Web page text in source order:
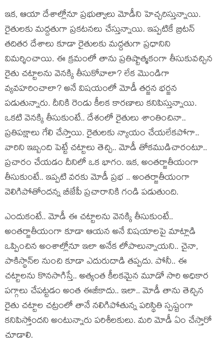
ఇక‌, ఆయా దేశాల్లోనూ ప్ర‌భుత్వాలు మోడీని హెచ్చ‌రిస్తున్నాయి.
రైతుల‌కు మ‌ద్ద‌తుగా ప్ర‌క‌ట‌న‌లు చేస్తున్నాయి. ఇప్ప‌టికే బ్రిట‌న్
త‌దిత‌ర దేశాలు కూడా రైతుల‌కు మ‌ద్ద‌తుగా ప్ర‌ధానిని
విమ‌ర్శించాయి. ఈ క్ర‌మంలో తాను ప్ర‌తిష్టాత్మ‌కంగా తీసుకువ‌చ్చిన
రైతు చ‌ట్టాల‌ను వెన‌క్కి తీసుకోవాలా? లేక మొండిగా
వ్య‌వ‌హ‌రించాలా? అనే విష‌యంలో మోడీ త‌ర్జ‌న భ‌ర్జ‌న
ప‌డుతున్నారు. దీనికి రెండు కీల‌క కార‌ణాలు క‌నిపిస్తున్నాయి.
ఒక‌టి వెన‌క్కి తీసుకుంటే.. దేశంలో రైతులు శాంతించినా..
ప్ర‌తిప‌క్షాలు గేలి చేస్తాయి. రైతుల‌కు న్యాయం చేయ‌లేక‌పోగా..
వారిని ఇబ్బంది పెట్టే చ‌ట్టాలు తెచ్చి.. మోడీ తోక‌ముడిచారంటూ..
ప్ర‌చారం చేయ‌డం దీనిలో ఒక భాగం. ఇక‌, అంత‌ర్జాతీయంగా
తీసుకుంటే.. ఇప్ప‌టి వ‌ర‌కు మోడీ ప్ర‌భ .. అంత‌ర్జాతీయంగా
వెలిగిపోతోంద‌న్న బీజేపీ ప్ర‌చారానికి గండి ప‌డుతుంది.
ఎందుకంటే.. మోడీ ఈ చ‌ట్టాల‌ను వెన‌క్కి తీసుకుంటే..
అంత‌ర్జాతీయంగా కూడా ఆయ‌న అనే విష‌యాల‌పై మాట్లాడి
ఒప్పించిన అంశాల్లోనూ ఇలా అనేక లోపాలున్నాయ‌ని.. చైనా,
పాకిస్థాన్‌ల నుంచి కూడా ఎదురుదాడి త‌ప్ప‌దు. పోనీ.. ఈ
చ‌ట్టాల‌ను కొన‌సాగిస్తే.. అత్యంత కీల‌క‌మైన మూడో సారి అధికార
ప‌గ్గాలు చేప‌ట్ట‌డం అంత ఈజీకాదు.. ఇలా.. మోడీ తాను తెచ్చిన
రైతు చ‌ట్టాల చ‌ట్రంలో తానే న‌లిగిపోతున్న ప‌రిస్థితి స్ప‌ష్టంగా
క‌నిపిస్తోంద‌ని అంటున్నారు ప‌రిశీల‌కులు. మ‌రి మోడీ ఏం చేస్తారో
చూడాలి.